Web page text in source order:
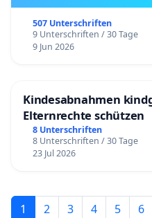
507 Unterschriften
9 Unterschriften / 30 Tage
9 Jun 2026
Kindesabnahmen
Elternrechte schützen
8 Unterschriften
8 Unterschriften / 30 Tage
23 Jul 2026
1 2 3 4 5 6